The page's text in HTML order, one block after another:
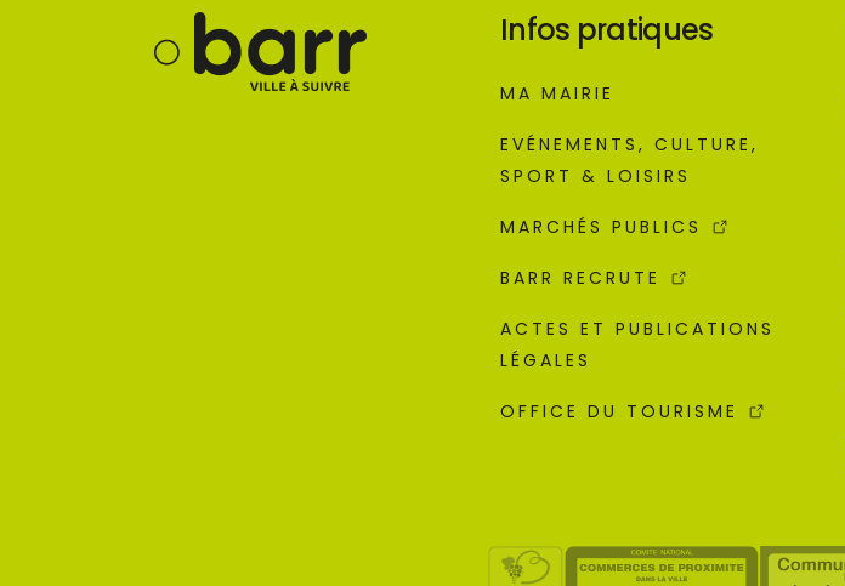
Infos pratiques
MA MAIRIE
EVÉNEMENTS, CULTURE,
SPORT & LOISIRS
MARCHÉS PUBLICS
BARR RECRUTE
ACTES ET PUBLICATIONS
LÉGALES
OFFICE DU TOURISME